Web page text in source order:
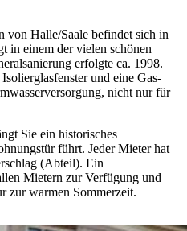
von Halle/Saale befindet sich in
in einem der vielen schönen
erfolgte ca. 1998.
und eine Gas-
nicht nur für
Sie ein historisches
führt. Jeder Mieter hat
(Abteil). Ein
Mietern zur Verfügung und
zur warmen Sommerzeit.